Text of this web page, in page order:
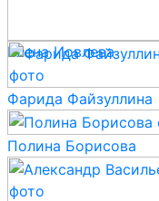
Елена Иовлева
Фарида Файзуллина
Полина Борисова